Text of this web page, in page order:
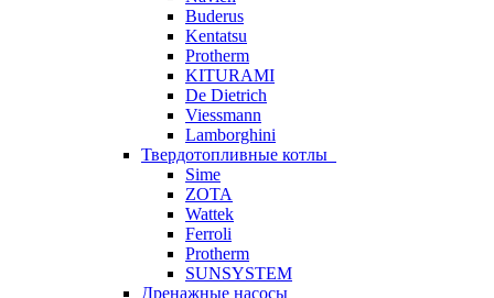
Buderus
Kentatsu
Protherm
KITURAMI
De Dietrich
Viessmann
Lamborghini
Твердотопливные котлы
Sime
ZOTA
Wattek
Ferroli
Protherm
SUNSYSTEM
Дренажные насосы